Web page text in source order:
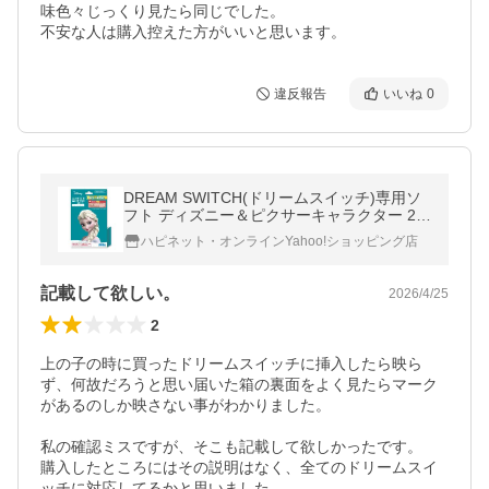
味色々じっくり見たら同じでした。
不安な人は購入控えた方がいいと思います。
違反報告 いいね 0
DREAM SWITCH(ドリームスイッチ)専用ソ
フト ディズニー＆ピクサーキャラクター 2お
もちゃ こども 子供 知育 勉強 ベビー 3歳 そ
の他ディズニーキャラ
ハピネット・オンラインYahoo!ショッピング店
記載して欲しい。 2026/4/25
2
上の子の時に買ったドリームスイッチに挿入したら映ら
ず、何故だろうと思い届いた箱の裏面をよく見たらマーク
があるのしか映さない事がわかりました。
私の確認ミスですが、そこも記載して欲しかったです。
購入したところにはその説明はなく、全てのドリームスイ